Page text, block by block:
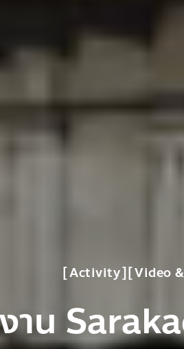
Activity Video
าน